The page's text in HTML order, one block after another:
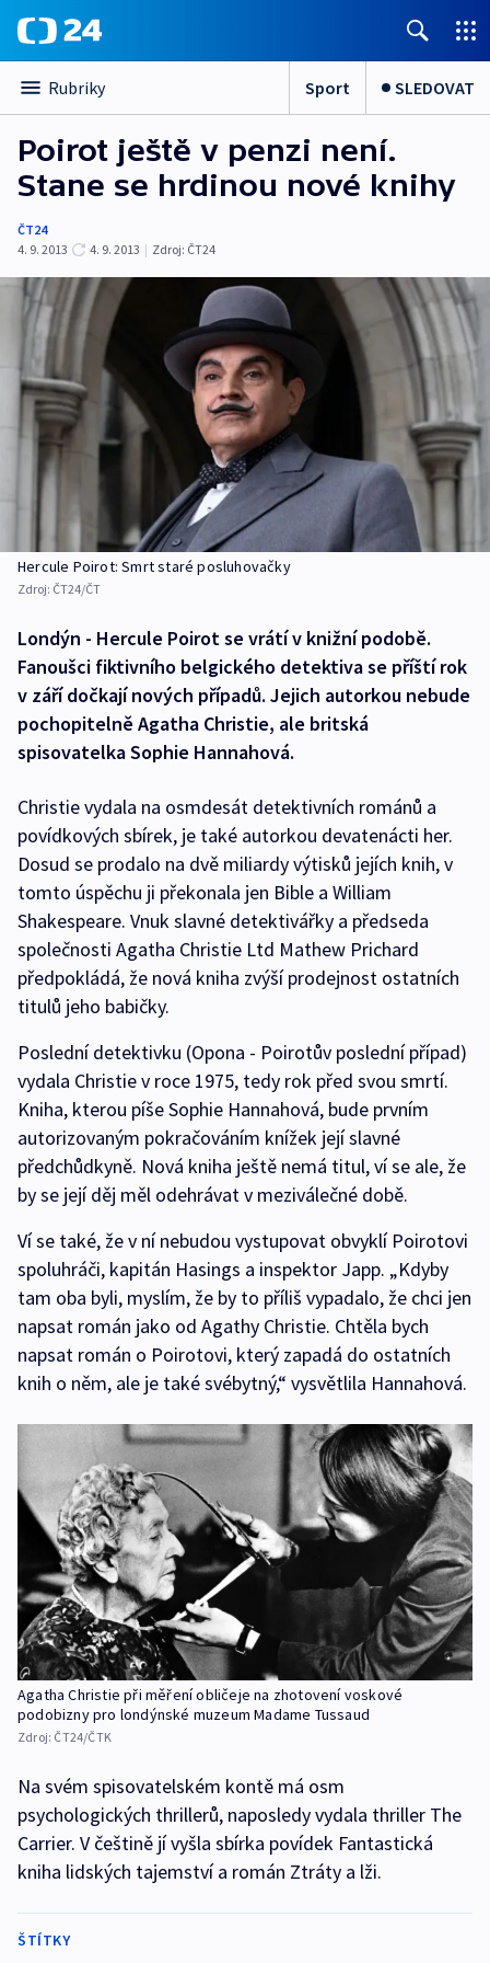
Rubriky Sport SLEDOVAT
Poirot ještě v penzi není.
Stane se hrdinou nové knihy
ČT24
4. 9. 2013
4. 9. 2013 | Zdroj: ČT24
Hercule Poirot: Smrt staré posluhovačky
Zdroj: ČT24/ČT
Londýn - Hercule Poirot se vrátí v knižní podobě.
Fanoušci fiktivního belgického detektiva se příští rok
v září dočkají nových případů. Jejich autorkou nebude
pochopitelně Agatha Christie, ale britská
spisovatelka Sophie Hannahová.
Christie vydala na osmdesát detektivních románů a
povídkových sbírek, je také autorkou devatenácti her.
Dosud se prodalo na dvě miliardy výtisků jejích knih, v
tomto úspěchu ji překonala jen Bible a William
Shakespeare. Vnuk slavné detektivářky a předseda
společnosti Agatha Christie Ltd Mathew Prichard
předpokládá, že nová kniha zvýší prodejnost ostatních
titulů jeho babičky.
Poslední detektivku (Opona - Poirotův poslední případ)
vydala Christie v roce 1975, tedy rok před svou smrtí.
Kniha, kterou píše Sophie Hannahová, bude prvním
autorizovaným pokračováním knížek její slavné
předchůdkyně. Nová kniha ještě nemá titul, ví se ale, že
by se její děj měl odehrávat v meziválečné době.
Ví se také, že v ní nebudou vystupovat obvyklí Poirotovi
spoluhráči, kapitán Hasings a inspektor Japp. „Kdyby
tam oba byli, myslím, že by to příliš vypadalo, že chci jen
napsat román jako od Agathy Christie. Chtěla bych
napsat román o Poirotovi, který zapadá do ostatních
knih o něm, ale je také svébytný,“ vysvětlila Hannahová.
Agatha Christie při měření obličeje na zhotovení voskové
podobizny pro londýnské muzeum Madame Tussaud
Zdroj: ČT24/ČTK
Na svém spisovatelském kontě má osm
psychologických thrillerů, naposledy vydala thriller The
Carrier. V češtině jí vyšla sbírka povídek Fantastická
kniha lidských tajemství a román Ztráty a lži.
ŠTÍTKY